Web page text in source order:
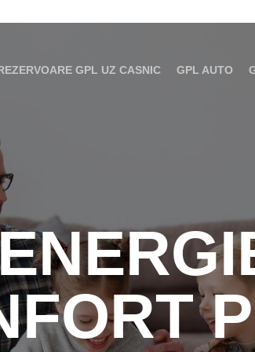
GPL UZ CASNIC GPL AUTO